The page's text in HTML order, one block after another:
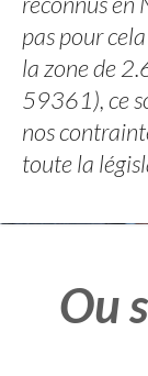
pas pour
la zone de
59361), ce
nos
toute la
Ou